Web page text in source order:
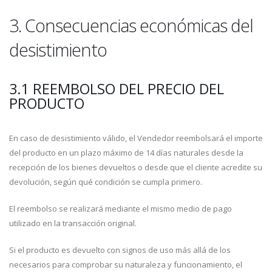
3. Consecuencias económicas del
desistimiento
3.1 REEMBOLSO DEL PRECIO DEL
PRODUCTO
En caso de desistimiento válido, el Vendedor reembolsará el importe
del producto en un plazo máximo de 14 días naturales desde la
recepción de los bienes devueltos o desde que el cliente acredite su
devolución, según qué condición se cumpla primero.
El reembolso se realizará mediante el mismo medio de pago
utilizado en la transacción original.
Si el producto es devuelto con signos de uso más allá de los
necesarios para comprobar su naturaleza y funcionamiento, el